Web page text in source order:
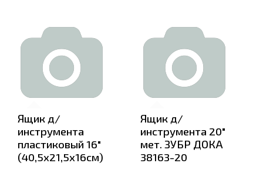
Ящик д/
инструмента
пластиковый 16"
(40,5х21,5х16см)
Ящик д/
инструмента 20"
мет. ЗУБР ДОКА
38163-20